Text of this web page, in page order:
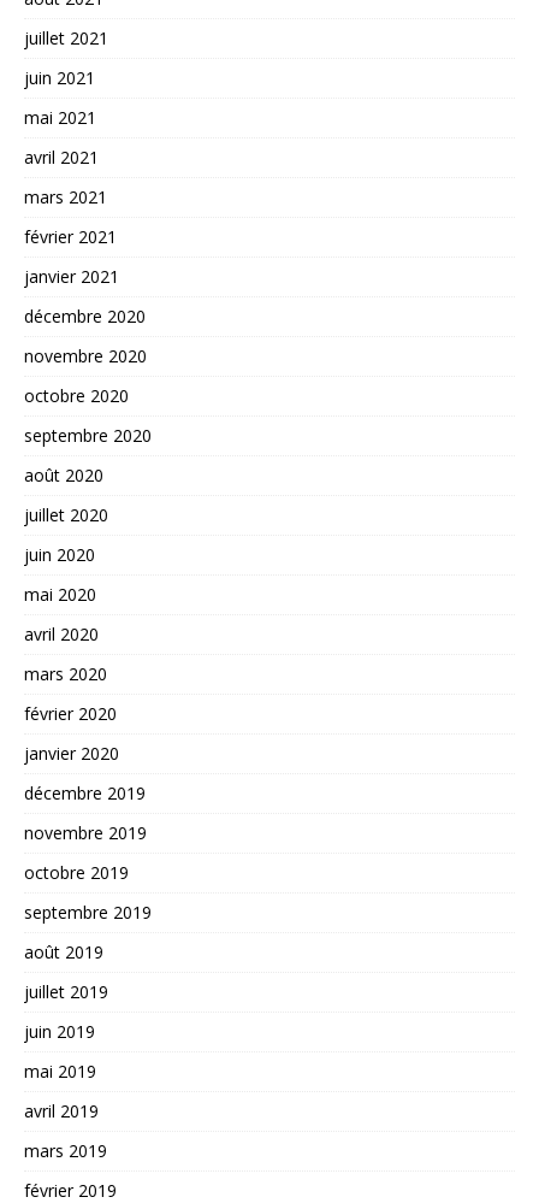
juillet 2021
juin 2021
mai 2021
avril 2021
mars 2021
février 2021
janvier 2021
décembre 2020
novembre 2020
octobre 2020
septembre 2020
août 2020
juillet 2020
juin 2020
mai 2020
avril 2020
mars 2020
février 2020
janvier 2020
décembre 2019
novembre 2019
octobre 2019
septembre 2019
août 2019
juillet 2019
juin 2019
mai 2019
avril 2019
mars 2019
février 2019